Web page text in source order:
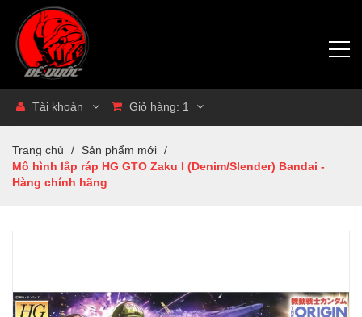
Tài khoản Giỏ hàng: 1
Trang chủ / Sản phẩm mới /
Mô hình lắp ráp HG GTO Zaku I (Denim/Slender) Bandai -
Hàng chính hãng